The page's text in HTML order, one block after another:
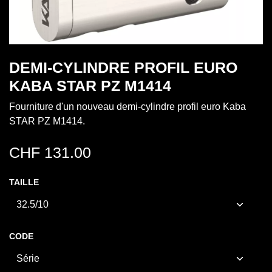
DEMI-CYLINDRE PROFIL EURO
KABA STAR PZ M1414
Fourniture d'un nouveau demi-cylindre profil euro Kaba
STAR PZ M1414.
CHF 131.00
TAILLE
CODE